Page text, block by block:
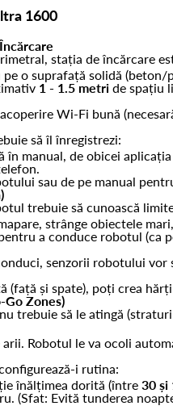
1600
stația de încărcare
o suprafață solidă (beton/
1 - 1.5 metri de spațiu
Wi-Fi bună
să îl înregistrezi:
în manual, de obicei aplicația
sau de pe manual
trebuie să cunoască
strânge obiectele
a conduce robotul (ca
senzorii robotului vor
(față și spate), poți crea hărți
Zones)
trebuie să le atingă
arii. Robotul le va ocoli
i rutina:
înălțimea dorită (între 30 și
(Sfat: Evită tunderea